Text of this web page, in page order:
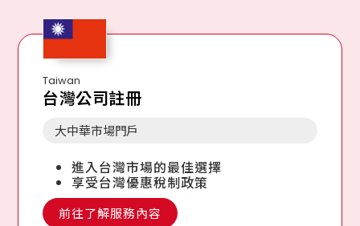
Taiwan
台灣公司註冊
大中華市場門戶
進入台灣市場的最佳選擇
享受台灣優惠稅制政策
前往了解服務內容